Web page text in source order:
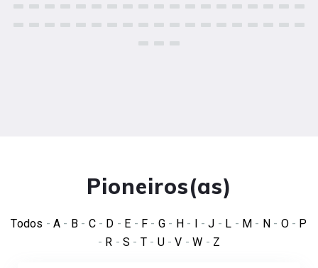
Pioneiros(as)
Todos -A - B - C- D - E - F - G - H - -J - L - M - N - O- P
- R - S - T- U-V -W - Z